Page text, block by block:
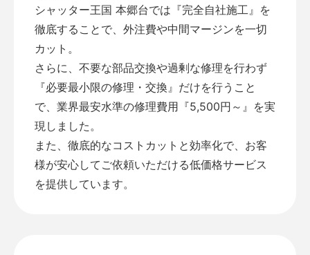
シャッター王国 本郷台では『完全自社施工』を
徹底することで、外注費や中間マージンを一切
カット。
さらに、不要な部品交換や過剰な修理を行わず
『必要最小限の修理・交換』だけを行うこと
で、業界最安水準の修理費用『5,500円～』を実
現しました。
また、徹底的なコストカットと効率化で、お客
様が安心してご依頼いただける低価格サービス
を提供しています。